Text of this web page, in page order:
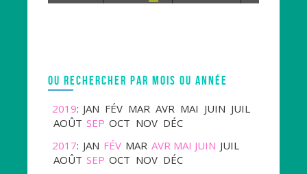
OU RECHERCHER PAR MOIS OU ANNÉE
2019: JAN FÉV MAR AVR MAI JUIN JUIL
AOÛT SEP OCT NOV DÉC
2017: JAN FÉV MAR AVR MAI JUIN JUIL
AOÛT SEP OCT NOV DÉC